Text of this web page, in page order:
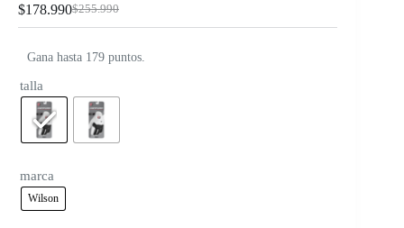
$255.990
$178.990
Gana hasta 179 puntos.
talla
marca
Wilson